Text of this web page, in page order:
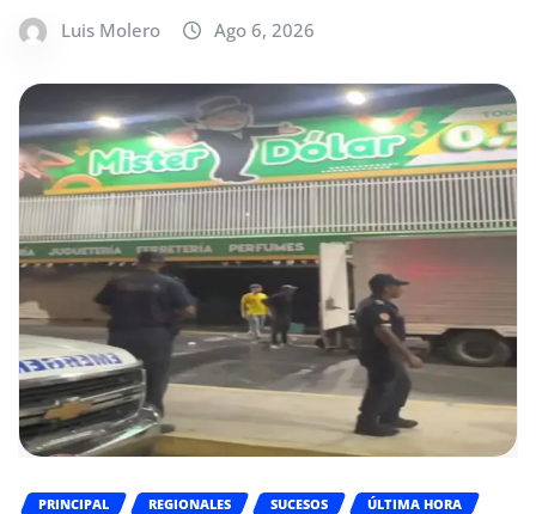
Luis Molero Ago 6, 2026
PRINCIPAL REGIONALES SUCESOS
ÚLTIMA HORA